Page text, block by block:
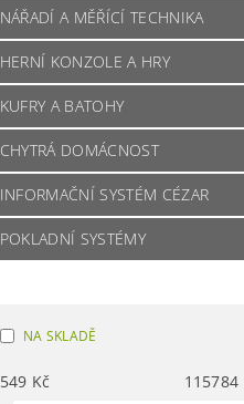
NÁŘADÍ A MĚŘÍCÍ TECHNIKA
HERNÍ KONZOLE A HRY
KUFRY A BATOHY
CHYTRÁ DOMÁCNOST
INFORMAČNÍ SYSTÉM CÉZAR
POKLADNÍ SYSTÉMY
NA SKLADĚ
549 Kč 115784